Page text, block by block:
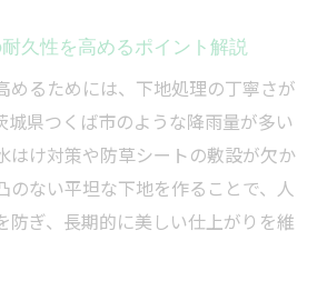
久性を高めるポイント解説
めるためには、下地処理の丁寧さが
城県つくば市のような降雨量が多い
はけ対策や防草シートの敷設が欠か
のない平坦な下地を作ることで、人
防ぎ、長期的に美しい仕上がりを維